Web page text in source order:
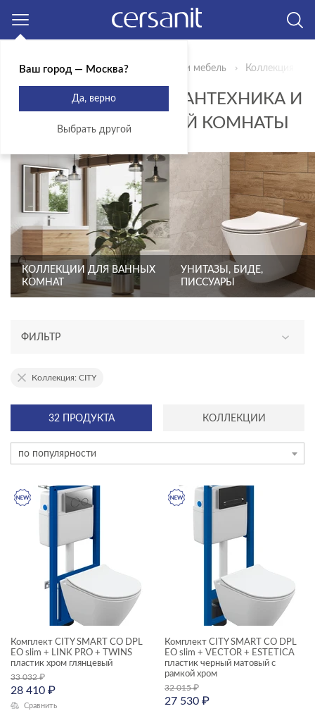
Главная Продукты Сантехника и мебель Коллекция
КОЛЛЕКЦИЯ CITY - САНТЕХНИКА И
МЕБЕЛЬ ДЛЯ ВАННОЙ КОМНАТЫ
КОЛЛЕКЦИИ ДЛЯ ВАННЫХ
КОМНАТ
УНИТАЗЫ, БИДЕ,
ПИССУАРЫ
ФИЛЬТР
АССОРТИМЕНТ
эксклюзив
КАТЕГОРИЯ
душевое оборудование
смесители
унитазы, биде, писсуары
инсталяции и комплекты
мебель для ванной
ТИП ПРОДУКТА
32 ПРОДУКТА КОЛЛЕКЦИИ
по популярности
Коллекция: CITY
Комплект CITY SMART CO DPL
EO slim + LINK PRO + TWINS
пластик хром глянцевый
33 032₽
28 410 ₽
Сравнить
Комплект CITY SMART CO DPL
EO slim + VECTOR + ESTETICA
пластик черный матовый с
рамкой хром
32 015₽
27 530 ₽
Ваш город — Москва?
Да, верно
Выбрать другой